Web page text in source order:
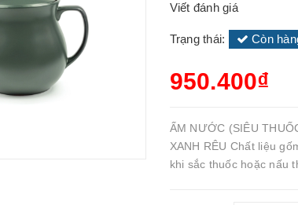
Viết đánh giá
Trạng thái: Còn
950.400₫
ẤM NƯỚC (SIÊU
XANH RÊU Chất liệu
khi sắc thuốc hoặc nấu